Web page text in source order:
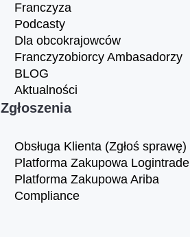
Franczyza
Podcasty
Dla obcokrajowców
Franczyzobiorcy Ambasadorzy
BLOG
Aktualności
Zgłoszenia
Obsługa Klienta (Zgłoś sprawę)
Platforma Zakupowa Logintrade
Platforma Zakupowa Ariba
Compliance